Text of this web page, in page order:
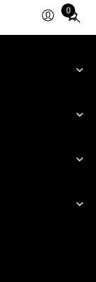
0
Total
items
cart: